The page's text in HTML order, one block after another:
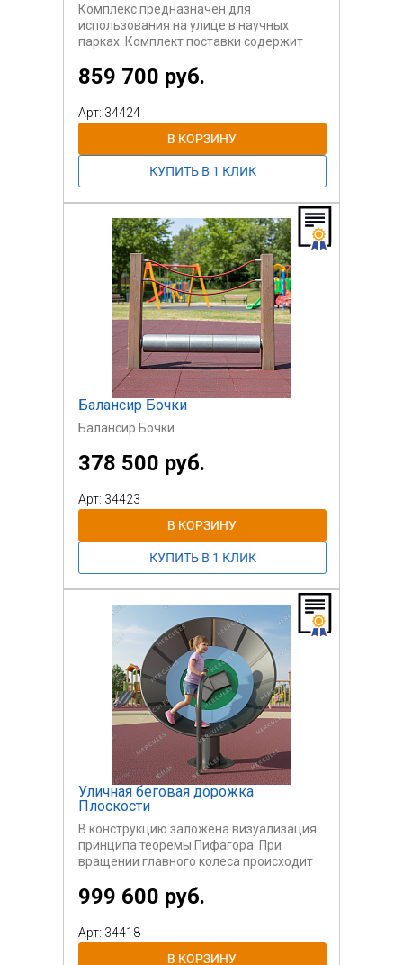
Комплекс предназначен для
использования на улице в научных
парках. Комплект поставки содержит
водой, встроенным вращающимся
винтом и соединенный с ним
велотренажер.
Принцип работы: При вращении педалей
велосипеда вырабатывается ток малого
напряжения, который приводит в
движение винт внутри колбы с водой. От
вращения винта в колбе с водой
формируется воронка.
Для большего визуального эффекта
колба с водой подсвечивается RGB
лентой.
Предназначено для взрослых
пользователей, которых могут
сопровождать дети.
859 700 руб.
Арт: 34424
Балансир Бочки
Балансир Бочки
378 500 руб.
Арт: 34423
Уличная беговая дорожка
Плоскости
В конструкцию заложена визуализация
принципа теоремы Пифагора. При
вращении главного колеса происходит
площадей треугольников, которые
равны квадратам сторон треугольника,
расположенного по центру. Площадь
двух малых зон заполняется из одной
999 600 руб.
Арт: 34418